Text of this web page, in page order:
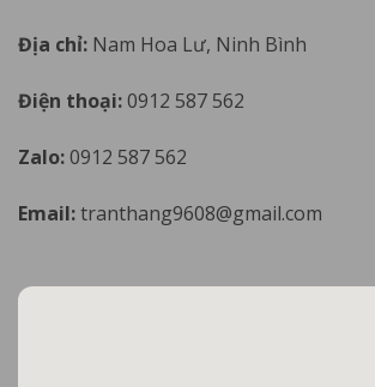
Địa chỉ: Nam Hoa Lư, Ninh Bình
Điện thoại:0912 587 562
Zalo:0912 587 562
Email:tranthang9608@gmail.com